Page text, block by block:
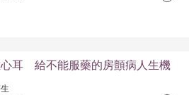
耳 給不能服藥的房顫病人生機